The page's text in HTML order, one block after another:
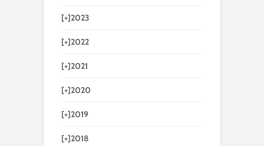
[+]2023
[+]2022
[+]2021
[+]2020
[+]2019
[+]2018